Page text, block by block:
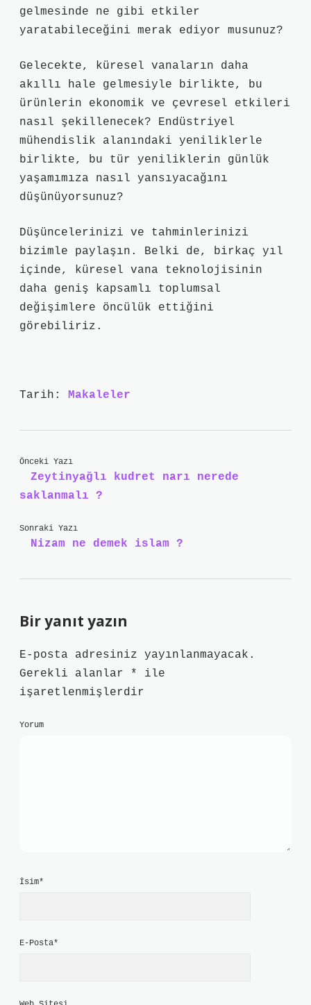
gelmesinde ne gibi etkiler
yaratabileceğini merak ediyor musunuz?
Gelecekte, küresel vanaların daha
akıllı hale gelmesiyle birlikte, bu
ürünlerin ekonomik ve çevresel etkileri
nasıl şekillenecek? Endüstriyel
mühendislik alanındaki yeniliklerle
birlikte, bu tür yeniliklerin günlük
yaşamımıza nasıl yansıyacağını
düşünüyorsunuz?
Düşüncelerinizi ve tahminlerinizi
bizimle paylaşın. Belki de, birkaç yıl
içinde, küresel vana teknolojisinin
daha geniş kapsamlı toplumsal
değişimlere öncülük ettiğini
görebiliriz.
Tarih: Makaleler
Önceki Yazı
Zeytinyağlı kudret narı nerede
saklanmalı ?
Sonraki Yazı
Nizam ne demek islam ?
Bir yanıt yazın
E-posta adresiniz yayınlanmayacak.
Gerekli alanlar
*
ile
işaretlenmişlerdir
Yorum
İsim*
E-Posta*